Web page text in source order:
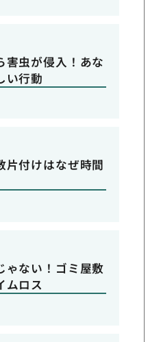
害虫が侵入！あな
い行動
片付けはなぜ時間
ゃない！ゴミ屋敷
ムロス